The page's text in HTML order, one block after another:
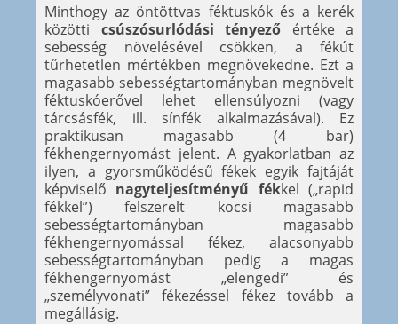
Minthogy az öntöttvas féktuskók és a kerék
közötti csúszósurlódási tényező értéke a
sebesség növelésével csökken, a fékút
tűrhetetlen mértékben megnövekedne. Ezt a
magasabb sebességtartományban megnövelt
féktuskóerővel lehet ellensúlyozni (vagy
tárcsásfék, ill. sínfék alkalmazásával). Ez
praktikusan magasabb (4 bar)
fékhengernyomást jelent. A gyakorlatban az
ilyen, a gyorsműködésű fékek egyik fajtáját
képviselő nagyteljesítményű fékkel („rapid
fékkel”) felszerelt kocsi magasabb
sebességtartományban magasabb
fékhengernyomással fékez, alacsonyabb
sebességtartományban pedig a magas
fékhengernyomást „elengedi” és
„személyvonati” fékezéssel fékez tovább a
megállásig.